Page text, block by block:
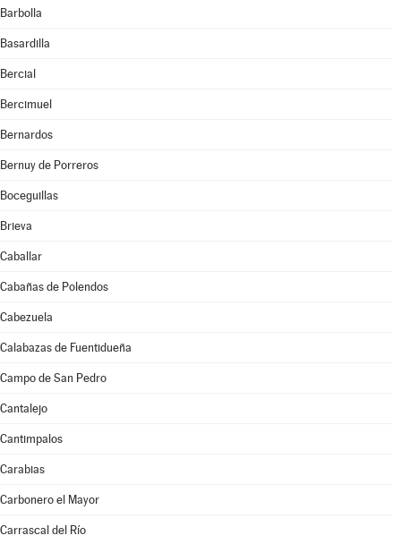
Barbolla
Basardilla
Bercial
Bercimuel
Bernardos
Bernuy de Porreros
Boceguillas
Brieva
Caballar
Cabañas de Polendos
Cabezuela
Calabazas de Fuentidueña
Campo de San Pedro
Cantalejo
Cantimpalos
Carabias
Carbonero el Mayor
Carrascal del Río